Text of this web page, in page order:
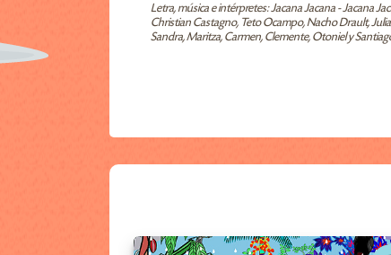
Letra, música e intérpretes: Jacana Jacana - Jacana
Christian Castagno, Teto Ocampo, Nacho Drault,
Sandra, Maritza, Carmen, Clemente, Otoniel y